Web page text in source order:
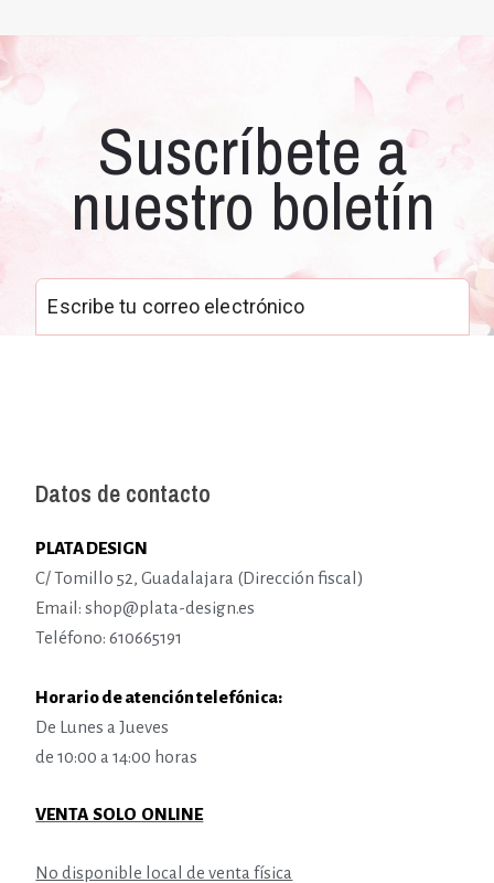
Suscríbete a
nuestro boletín
Datos de contacto
PLATA DESIGN
C/ Tomillo 52, Guadalajara (Dirección fiscal)
Email: shop@plata-design.es
Teléfono: 610665191
Horario de atención telefónica:
De Lunes a Jueves
de 10:00 a 14:00 horas
VENTA SOLO ONLINE
No disponible local de venta física